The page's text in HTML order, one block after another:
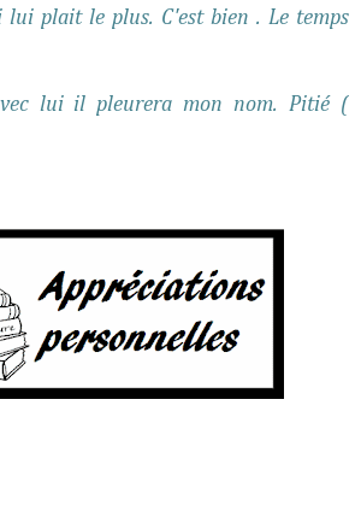
plait le plus. C'est bien . Le temps
lui il pleurera mon nom. Pitié (